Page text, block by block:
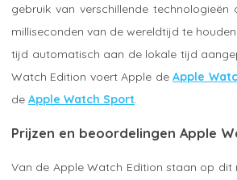
gebruik van verschillende
milliseconden van de wereldtijd te
tijd automatisch aan de lokale tijd
Watch Edition voert Apple deApple
de Apple Watch Sport
Prijzen en beoordelingen Apple
Van de Apple Watch Edition staan op dit